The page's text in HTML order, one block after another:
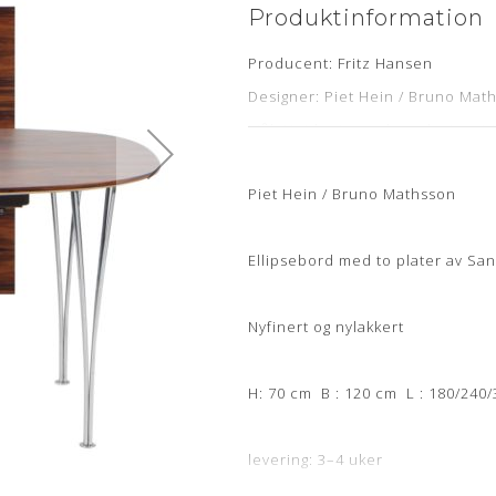
Produktinformation
Producent: Fritz Hansen
Designer: Piet Hein / Bruno
Mål: Højde 70 cm, længde 180/
Levering: ca. 4-6 uger
Piet Hein / Bruno Mathsson
Ellipsebord med to plater av
Nyfinert og nylakkert
H: 70 cm B : 120 cm L : 180/240/
levering: 3–4 uker